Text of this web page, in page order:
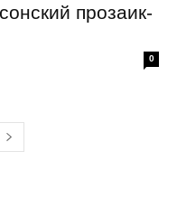
прозаик-
0